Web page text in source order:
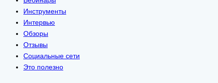
Инструменты
Интервью
Обзоры
Отзывы
Социальные сети
Это полезно